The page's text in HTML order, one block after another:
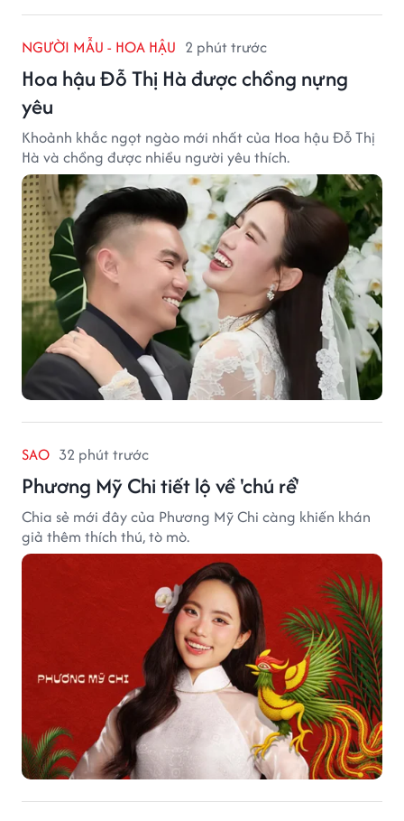
NGƯỜI MẪU - HOA HẬU 2 phút trước
Hoa hậu Đỗ Thị Hà được chồng nựng
yêu
Khoảnh khắc ngọt ngào mới nhất của Hoa hậu Đỗ Thị
Hà và chồng được nhiều người yêu thích.
SAO 32 phút trước
Phương Mỹ Chi tiết lộ về 'chú rể'
Chia sẻ mới đây của Phương Mỹ Chi càng khiến khán
giả thêm thích thú, tò mò.